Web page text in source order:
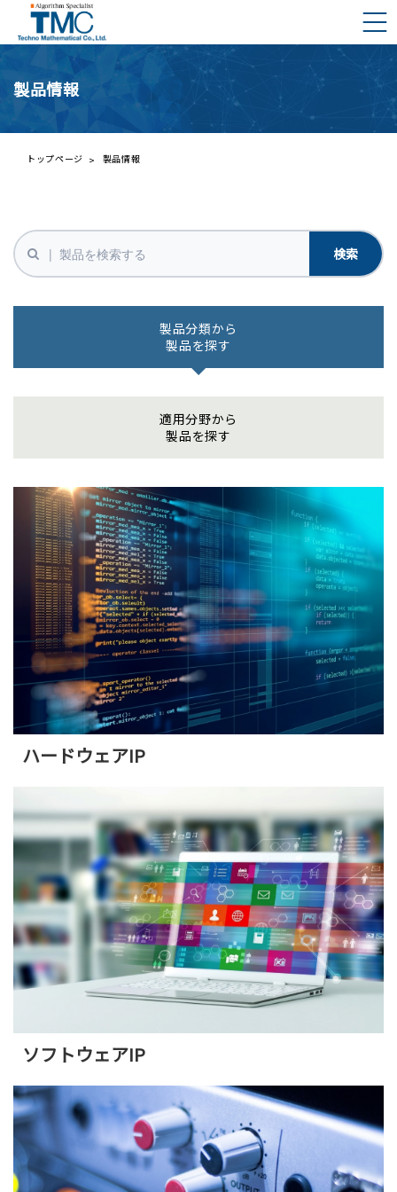
DMNAとは？
ご挨拶
事業内容
経営理念と行動規範
株主の皆様へ
IRライブラリー
財務ハイライト
株主総会
電子公告
決算公告
IRお問合せ
よくあるご質問
ディスクロージャー・ポリシー
免責事項
製品情報
トップページ 製品情報
製品分類から
製品を探す
適用分野から
製品を探す
ハードウェアIP
ソフトウェアIP